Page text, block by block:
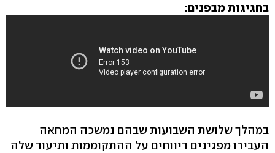
בחגיגות מבפנים:
במהלך שלושת השבועות שבהם נמשכה המחאה
העבירו מפגינים דיווחים על ההתקוממות ותיעוד שלה